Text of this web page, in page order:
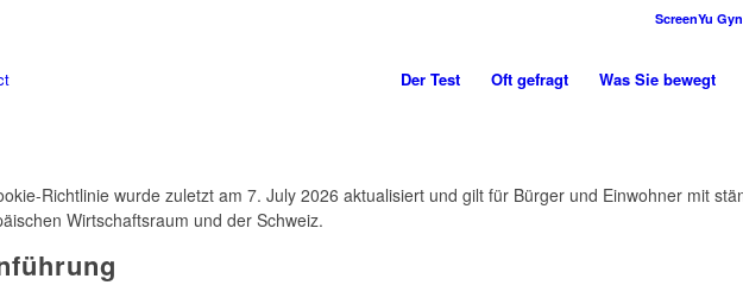
ScreenYu Gyn
Der Test Oft gefragt Was Sie bewegt
Richtlinie wurde zuletzt am 7. July 2026 aktualisiert und gilt für Bürger und Einwohner mit
Wirtschaftsraum und der Schweiz.